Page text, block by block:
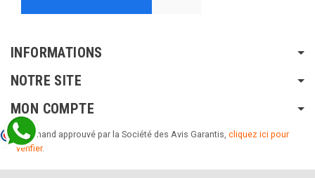
INFORMATIONS
NOTRE SITE
MON COMPTE
Marchand approuvé par la Société des Avis Garantis, cliquez ici pour
vérifier.